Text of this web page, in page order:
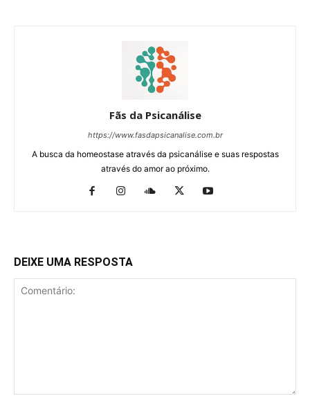
Fãs da Psicanálise
https://www.fasdapsicanalise.com.br
A busca da homeostase através da psicanálise e suas respostas
através do amor ao próximo.
DEIXE UMA RESPOSTA